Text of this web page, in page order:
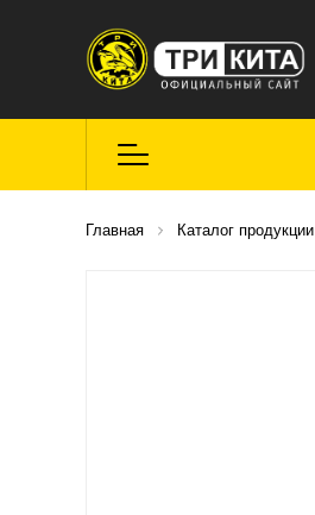
Главная Каталог продукции